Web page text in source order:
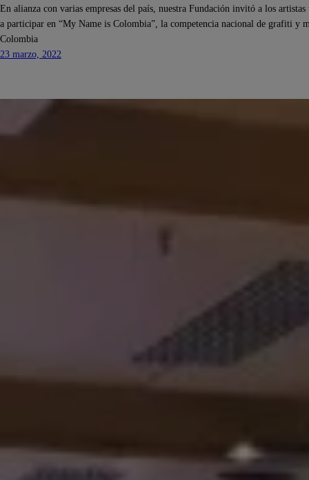
En alianza con varias empresas del país, nuestra Fundación invitó a los
a participar en “My Name is Colombia”, la competencia nacional de grafiti y
Colombia
23 marzo, 2022